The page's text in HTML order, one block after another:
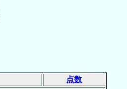
点数